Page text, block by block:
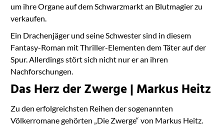
um ihre Organe auf dem Schwarzmarkt an Blutmagier zu
verkaufen.
Ein Drachenjäger und seine Schwester sind in diesem
Fantasy-Roman mit Thriller-Elementen dem Täter auf der
Spur. Allerdings stört sich nicht nur er an ihren
Nachforschungen.
Das Herz der Zwerge | Markus Heitz
Zu den erfolgreichsten Reihen der sogenannten
Völkerromane gehörten „Die Zwerge“ von Markus Heitz.